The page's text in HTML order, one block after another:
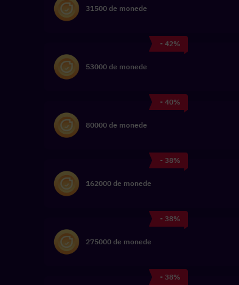
31500 de monede
- 42%
53000 de monede
- 40%
80000 de monede
- 38%
162000 de monede
- 38%
275000 de monede
- 38%